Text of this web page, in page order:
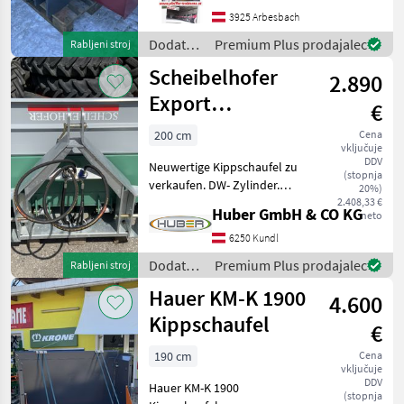
Rabljeni stroj
za obračanje drsne ploskve
Dodatna oprema za
traktorje Nakladalna žlica
3925 Arbesbach
Dodatna
oprema
za
traktorje
/ Stekro
Premium Plus prodajalec
Rabljeni stroj
Scheibelhofer
Export
200/2000T
2.890
€
Cena
vključuje
DDV
(stopnja
20%)
2.408,33 €
neto
200 cm
Neuwertige Kippschaufel zu
verkaufen. DW- Zylinder.
Funkcija nagiba: Hidravlično
dvojno delovanje, Naprava
za obračanje drsne ploskve
Dodatna opr
Huber GmbH & CO KG
6250 Kundl
Dodatna
oprema
za
traktorje
/
Scheibelhofer
Premium Plus prodajalec
Hauer KM-K 1900
Kippschaufel
4.600
€
Cena
vključuje
DDV
(stopnja
190 cm
Hauer KM-K 1900